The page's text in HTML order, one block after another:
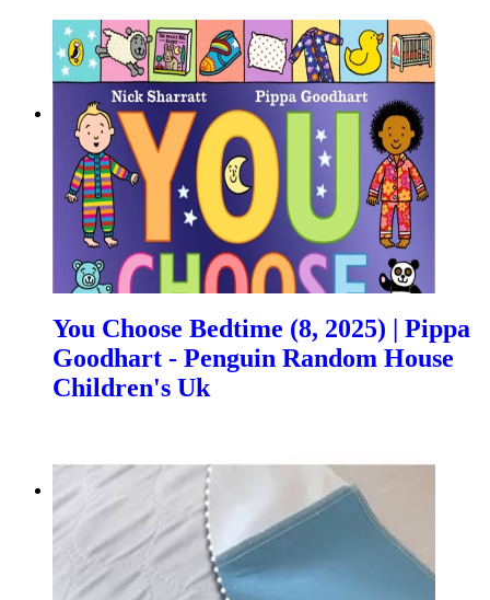
You Choose Bedtime (8, 2025) | Pippa
Goodhart - Penguin Random House
Children's Uk